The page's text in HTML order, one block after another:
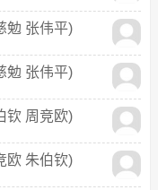
勉 张伟平)
勉 张伟平)
钦 周竞欧)
欧 朱伯钦)